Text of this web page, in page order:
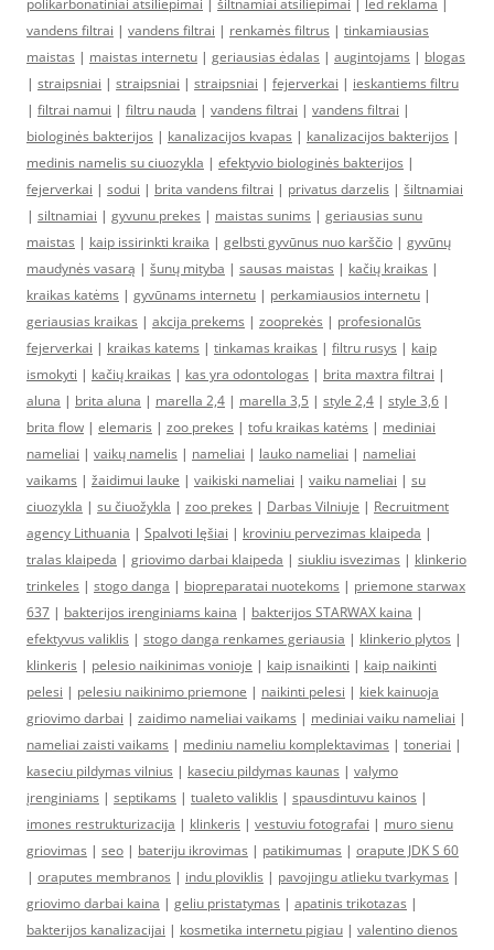
polikarbonatiniai atsiliepimai | šiltnamiai atsiliepimai | led reklama |
vandens filtrai | vandens filtrai | renkamės filtrus | tinkamiausias
maistas | maistas internetu | geriausias ėdalas | augintojams | blogas
| straipsniai | straipsniai | straipsniai | fejerverkai | ieskantiems filtru
| filtrai namui | filtru nauda | vandens filtrai | vandens filtrai |
biologinės bakterijos | kanalizacijos kvapas | kanalizacijos bakterijos |
medinis namelis su ciuozykla | efektyvio biologinės bakterijos |
fejerverkai | sodui | brita vandens filtrai | privatus darzelis | šiltnamiai
| siltnamiai | gyvunu prekes | maistas sunims | geriausias sunu
maistas | kaip issirinkti kraika | gelbsti gyvūnus nuo karščio | gyvūnų
maudynės vasarą | šunų mityba | sausas maistas | kačių kraikas |
kraikas katėms | gyvūnams internetu | perkamiausios internetu |
geriausias kraikas | akcija prekems | zooprekės | profesionalūs
fejerverkai | kraikas katems | tinkamas kraikas | filtru rusys | kaip
ismokyti | kačių kraikas | kas yra odontologas | brita maxtra filtrai |
aluna | brita aluna | marella 2,4 | marella 3,5 | style 2,4 | style 3,6 |
brita flow | elemaris | zoo prekes | tofu kraikas katėms | mediniai
nameliai | vaikų namelis | nameliai | lauko nameliai | nameliai
vaikams | žaidimui lauke | vaikiski nameliai | vaiku nameliai | su
ciuozykla | su čiuožykla | zoo prekes | Darbas Vilniuje | Recruitment
agency Lithuania | Spalvoti lęšiai | kroviniu pervezimas klaipeda |
tralas klaipeda | griovimo darbai klaipeda | siukliu isvezimas | klinkerio
trinkeles | stogo danga | biopreparatai nuotekoms | priemone starwax
637 | bakterijos irenginiams kaina | bakterijos STARWAX kaina |
efektyvus valiklis | stogo danga renkames geriausia | klinkerio plytos |
klinkeris | pelesio naikinimas vonioje | kaip isnaikinti | kaip naikinti
pelesi | pelesiu naikinimo priemone | naikinti pelesi | kiek kainuoja
griovimo darbai | zaidimo nameliai vaikams | mediniai vaiku nameliai |
nameliai zaisti vaikams | mediniu nameliu komplektavimas | toneriai |
kaseciu pildymas vilnius | kaseciu pildymas kaunas | valymo
įrenginiams | septikams | tualeto valiklis | spausdintuvu kainos |
imones restrukturizacija | klinkeris | vestuviu fotografai | muro sienu
griovimas | seo | bateriju ikrovimas | patikimumas | orapute JDK S 60
| oraputes membranos | indu ploviklis | pavojingu atlieku tvarkymas |
griovimo darbai kaina | geliu pristatymas | apatinis trikotazas |
bakterijos kanalizacijai | kosmetika internetu pigiau | valentino dienos